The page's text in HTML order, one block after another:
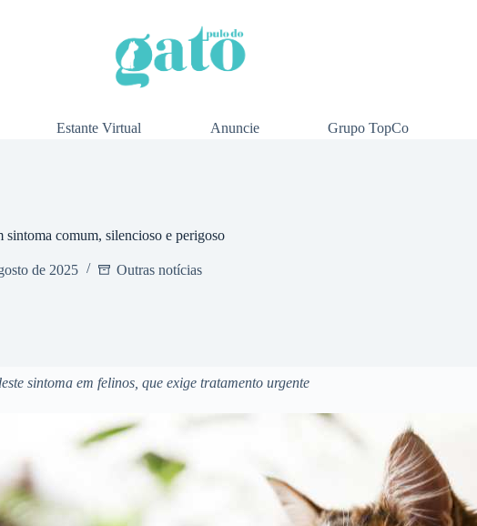
Estante Virtual Anuncie Grupo TopCo
sintoma comum, silencioso e perigoso
de 2025 Outras notícias
sintoma em felinos, que exige tratamento urgente